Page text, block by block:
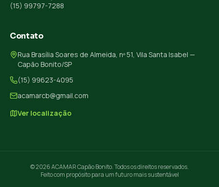
(15) 99797-7288
Contato
Rua Brasília Soares de Almeida, nº 51, Vila Santa Isabel —
Capão Bonito/SP
(15) 99623-4095
acamarcb@gmail.com
Ver localização
© 2026 ACAMAR Capão Bonito. Todos os direitos reservados.
Feito com propósito para um futuro mais sustentável